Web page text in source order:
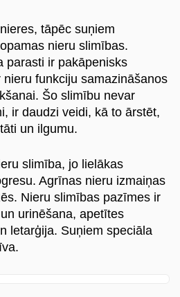
tāpēc suņiem
nieru slimības.
parasti ir pakāpenisks
funkciju samazināšanos
Šo slimību nevar
ir daudzi veidi, kā to ārstēt,
un ilgumu.
slimība, jo lielākas
Agrīnas nieru izmaiņas
Nieru slimības pazīmes ir
urinēšana, apetītes
letarģija. Suņiem speciāla